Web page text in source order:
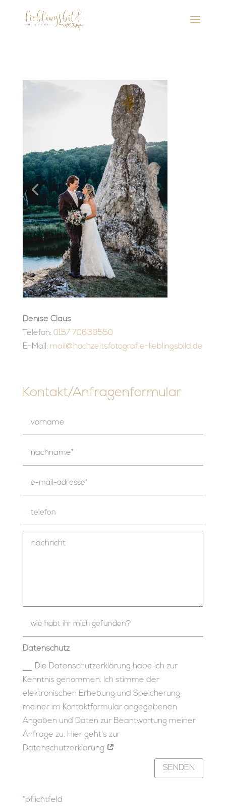
Denise Claus
Telefon: 0157 70639550
E-Mail: mail@hochzeitsfotografie-lieblingsbild.de
Kontakt/Anfragenformular
Datenschutz
Die Datenschutzerklärung habe ich zur
Kenntnis genommen. Ich stimme der
elektronischen Erhebung und Speicherung
meiner im Kontaktformular angegebenen
Angaben und Daten zur Beantwortung meiner
Anfrage zu. Hier geht's zur
Datenschutzerklärung
SENDEN
*pflichtfeld